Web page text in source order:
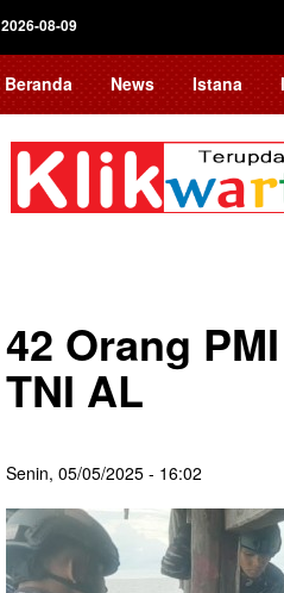
2026-08-09
Beranda News Istana
42 Orang
TNI AL
Senin, 05/05/2025 - 16:02